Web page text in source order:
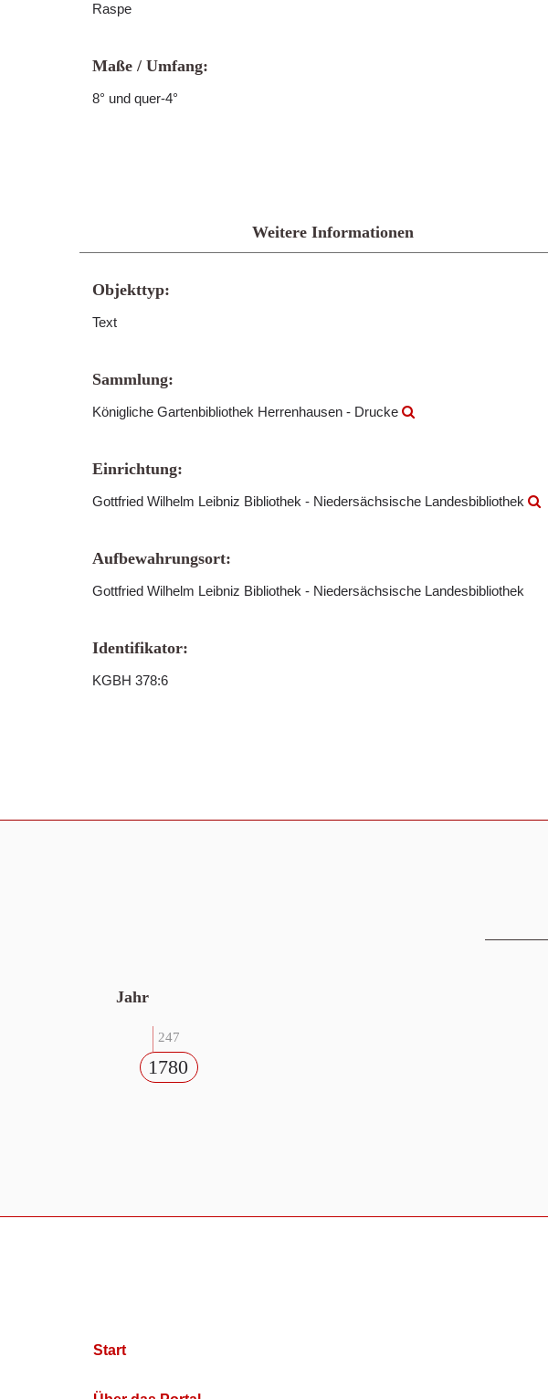
Raspe
Maße / Umfang:
8° und quer-4°
Weitere Informationen
Objekttyp:
Text
Sammlung:
Königliche Gartenbibliothek Herrenhausen - Drucke
Einrichtung:
Gottfried Wilhelm Leibniz Bibliothek - Niedersächsische Landesbibliothek
Aufbewahrungsort:
Gottfried Wilhelm Leibniz Bibliothek - Niedersächsische Landesbibliothek
Identifikator:
KGBH 378:6
Jahr
247
1780
Start